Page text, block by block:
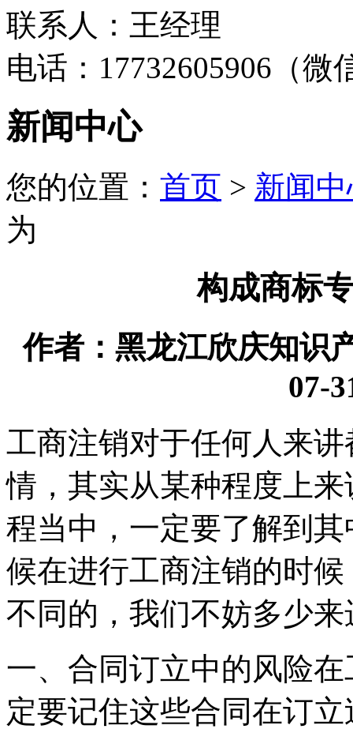
联系人：王经理
电话：17732605906（微
新闻中心
您的位置： 首页 > 新闻
为
构成商标
作者：黑龙江欣庆知识
07-
工商注销对于任何人来
情，其实从某种程度上
程当中，一定要了解到
候在进行工商注销的时
不同的，我们不妨多少
一、合同订立中的风险
定要记住这些合同在订